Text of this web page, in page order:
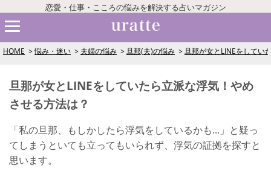
恋愛・仕事・こころの悩みを解決する占いマガジン
HOME 悩み・迷い 夫婦の悩み 旦那(夫)の悩み 旦那が女とLINEをしてい
旦那が女とLINEをしていたら立派な浮気！やめ
させる方法は？
「私の旦那、もしかしたら浮気をしているかも...」と疑っ
てしまうといても立ってもいられず、浮気の証拠を探すと
思います。